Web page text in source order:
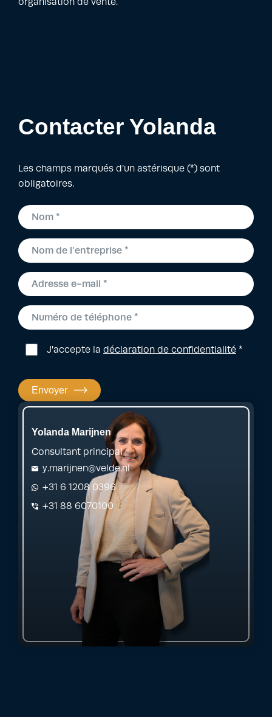
Contacter Yolanda
Les champs marqués d’un astérisque (*) sont
obligatoires.
J'accepte la déclaration de confidentialité *
Envoyer
Yolanda Marijnen
Consultant principal
y.marijnen@velde.nl
+31 6 1208 0396
+31 88 6070100